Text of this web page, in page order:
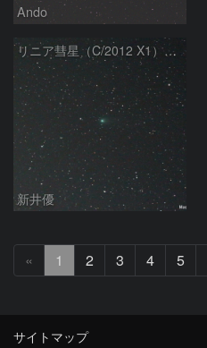
Ando
リニア彗星（C/2012 X1）（20140405）
新井優
« 1 2 3 4 5
サイトマップ